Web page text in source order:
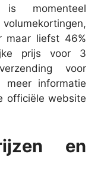
momenteel
maar liefst 46%
prijs voor 3
voor
meer informatie
officiële website
en